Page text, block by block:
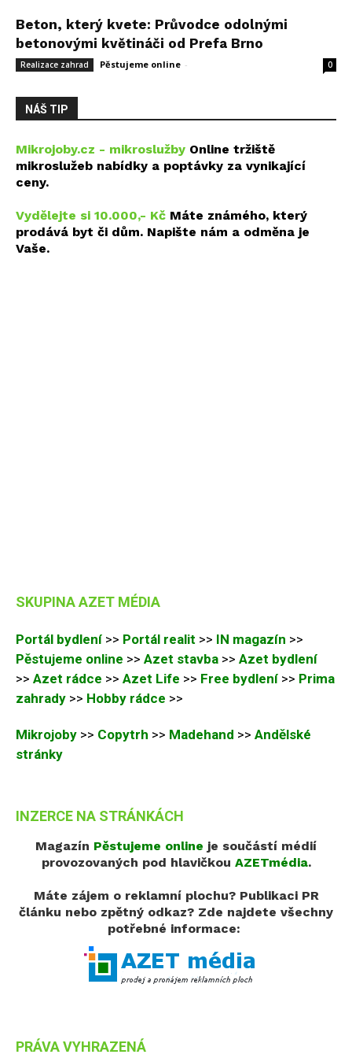
Beton, který kvete: Průvodce odolnými
betonovými květináči od Prefa Brno
Realizace zahrad Pěstujeme online - 0
NÁŠ TIP
Mikrojoby.cz - mikroslužby Online tržiště
mikroslužeb nabídky a poptávky za vynikající
ceny.
Vydělejte si 10.000,- Kč Máte známého, který
prodává byt či dům. Napište nám a odměna je
Vaše.
SKUPINA AZET MÉDIA
Portál bydlení >> Portál realit >> IN magazín >>
Pěstujeme online >> Azet stavba >> Azet bydlení
>> Azet rádce >> Azet Life >> Free bydlení >> Prima
zahrady >> Hobby rádce >>
Mikrojoby >> Copytrh >> Madehand >> Andělské
stránky
INZERCE NA STRÁNKÁCH
Magazín Pěstujeme online je součástí médií
provozovaných pod hlavičkou AZETmédia.
Máte zájem o reklamní plochu? Publikaci PR
článku nebo zpětný odkaz? Zde najdete všechny
potřebné informace:
PRÁVA VYHRAZENÁ